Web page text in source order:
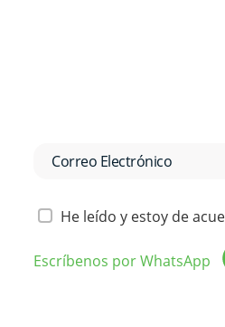
He leído y estoy de
Escríbenos por WhatsApp